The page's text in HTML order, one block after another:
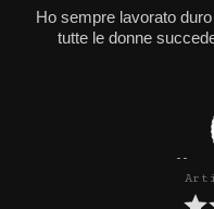
Ho sempre lavorato
tutte le donne